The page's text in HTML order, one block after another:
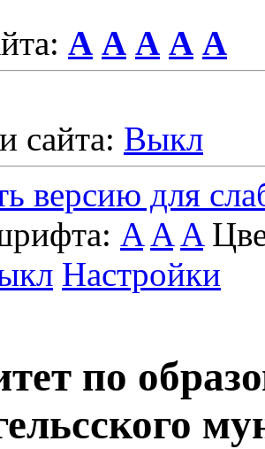
A A A A A
сайта: Выкл
версию для
A A A
Настройки
по